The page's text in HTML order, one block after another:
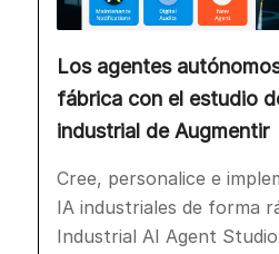
Los agentes
fábrica con el estudio
industrial de Augmentir
Cree, personalice e
IA industriales de forma
Industrial AI Agent